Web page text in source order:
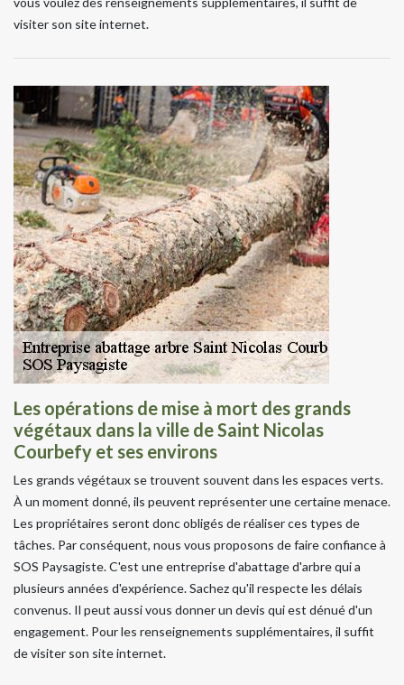
visiter son site internet.
Les opérations de mise à mort des grands
végétaux dans la ville de Saint Nicolas
Courbefy et ses environs
Les grands végétaux se trouvent souvent dans les espaces verts.
À un moment donné, ils peuvent représenter une certaine menace.
Les propriétaires seront donc obligés de réaliser ces types de
tâches. Par conséquent, nous vous proposons de faire confiance à
SOS Paysagiste. C'est une entreprise d'abattage d'arbre qui a
plusieurs années d'expérience. Sachez qu'il respecte les délais
convenus. Il peut aussi vous donner un devis qui est dénué d'un
engagement. Pour les renseignements supplémentaires, il suffit
de visiter son site internet.